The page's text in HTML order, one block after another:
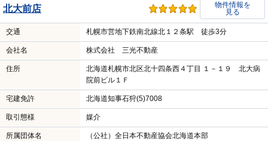
北大前店
物件情報を
見る
交通 札幌市営地下鉄南北線北１２条駅 徒歩3分
会社名 株式会社 三光不動産
住所
北海道札幌市北区北十四条西４丁目 １－１９ 北大病
院前ビル１Ｆ
宅建免許 北海道知事石狩(5)7008
取引態様 媒介
所属団体名 （公社）全日本不動産協会北海道本部